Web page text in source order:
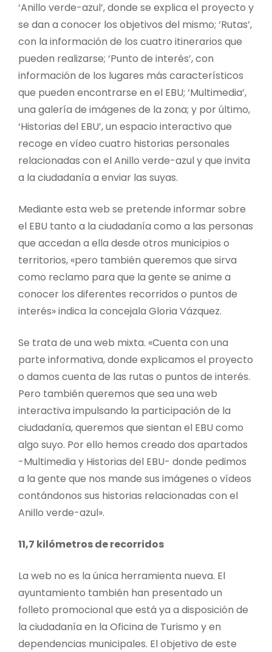
‘Anillo verde-azul’, donde se explica el proyecto y
se dan a conocer los objetivos del mismo; ‘Rutas’,
con la información de los cuatro itinerarios que
pueden realizarse; ‘Punto de interés’, con
información de los lugares más característicos
que pueden encontrarse en el EBU; ‘Multimedia’,
una galería de imágenes de la zona; y por último,
‘Historias del EBU’, un espacio interactivo que
recoge en vídeo cuatro historias personales
relacionadas con el Anillo verde-azul y que invita
a la ciudadanía a enviar las suyas.
Mediante esta web se pretende informar sobre
el EBU tanto a la ciudadanía como a las personas
que accedan a ella desde otros municipios o
territorios, «pero también queremos que sirva
como reclamo para que la gente se anime a
conocer los diferentes recorridos o puntos de
interés» indica la concejala Gloria Vázquez.
Se trata de una web mixta. «Cuenta con una
parte informativa, donde explicamos el proyecto
o damos cuenta de las rutas o puntos de interés.
Pero también queremos que sea una web
interactiva impulsando la participación de la
ciudadanía, queremos que sientan el EBU como
algo suyo. Por ello hemos creado dos apartados
-Multimedia y Historias del EBU- donde pedimos
a la gente que nos mande sus imágenes o vídeos
contándonos sus historias relacionadas con el
Anillo verde-azul».
11,7 kilómetros de recorridos
La web no es la única herramienta nueva. El
ayuntamiento también han presentado un
folleto promocional que está ya a disposición de
la ciudadanía en la Oficina de Turismo y en
dependencias municipales. El objetivo de este